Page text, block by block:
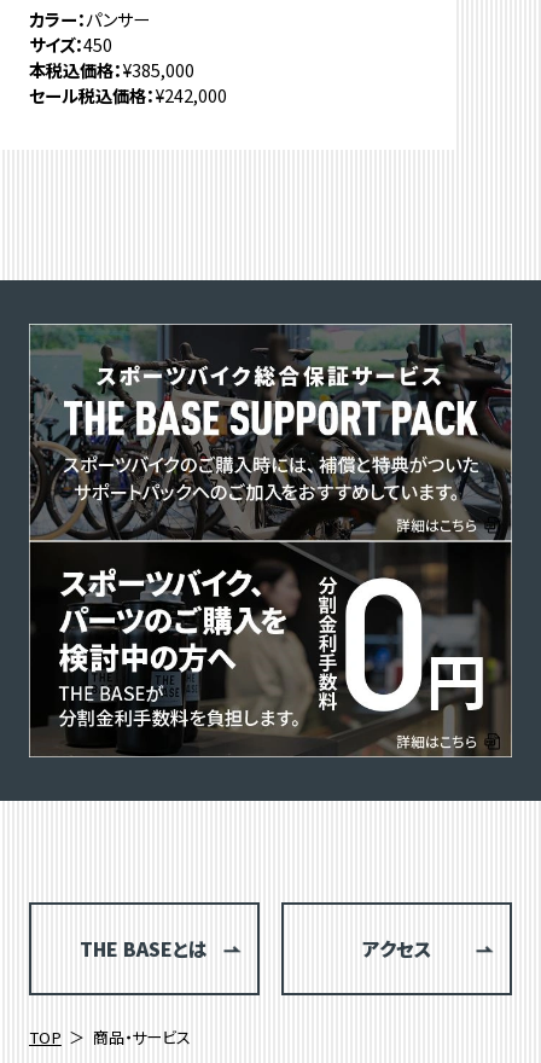
カラー パンサー
サイズ 450
本税込価格 ¥385,000
セール税込価格 ¥242,000
THE BASEとは アクセス
TOP 商品・サービス